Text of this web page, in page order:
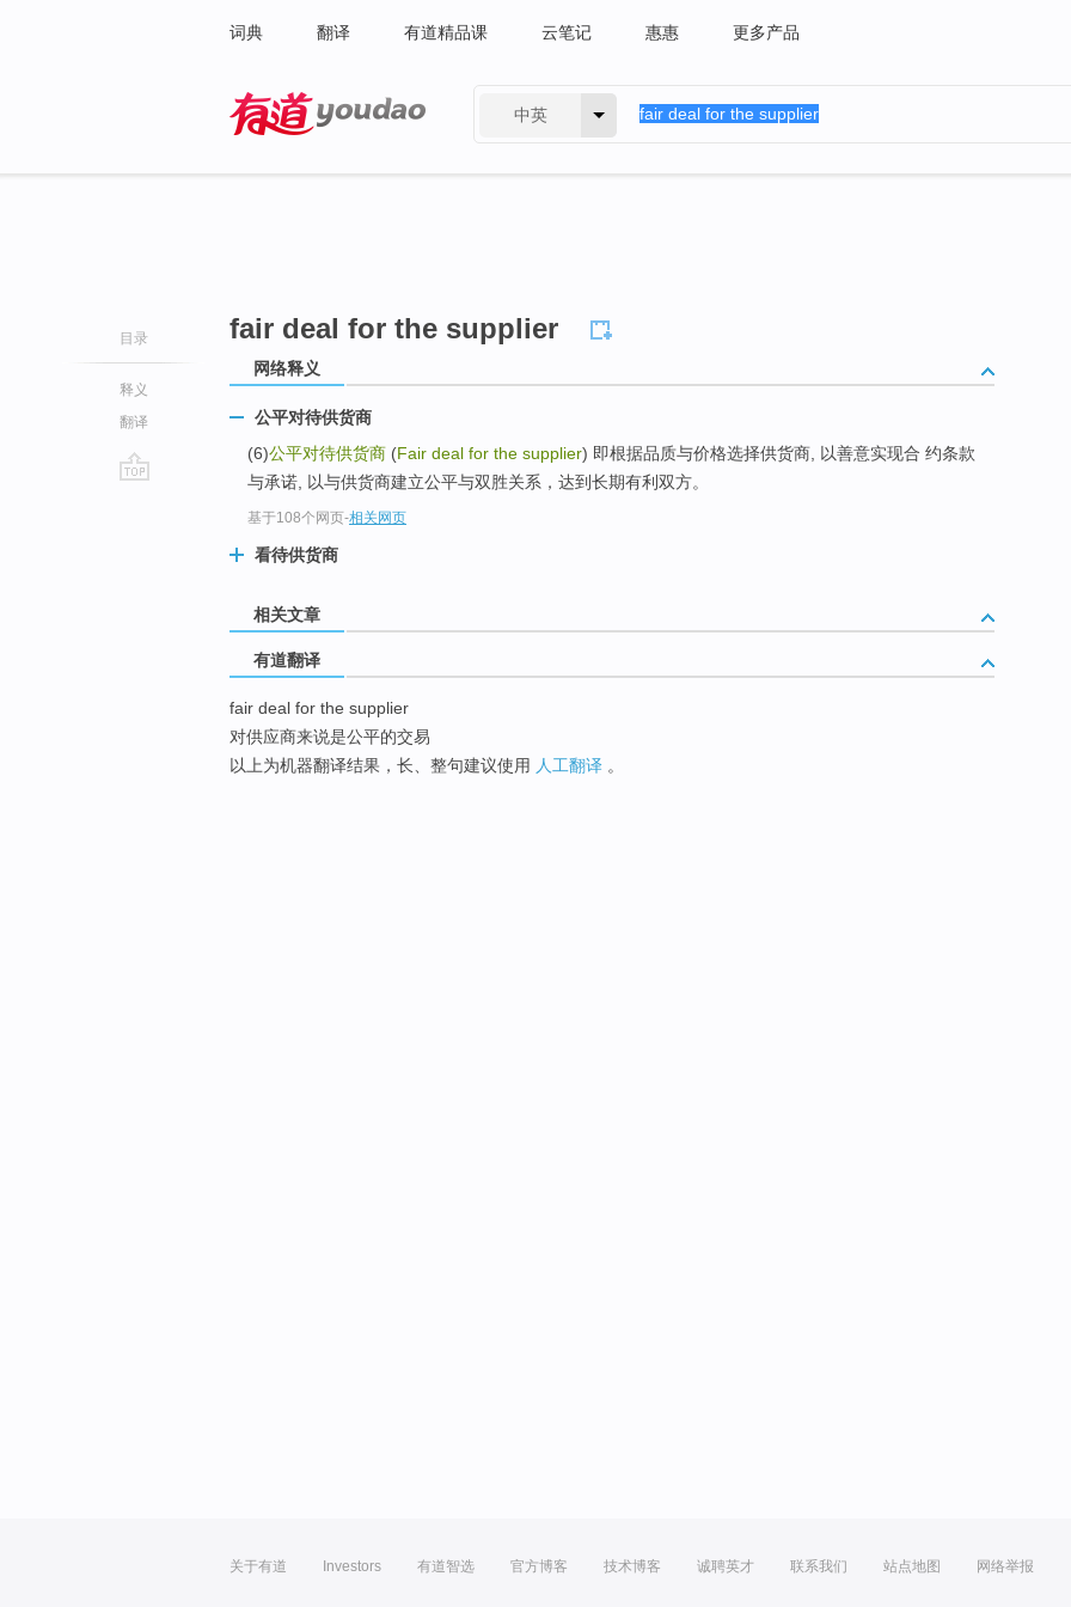
词典 翻译 有道精品课 云笔记 惠惠 更多产品
中英
目录
释义
翻译
fair deal for the supplier
网络释义
公平对待供货商
(6)公平对待供货商 (Fair deal for the supplier) 即根据品质与价格选择供货商, 以善意实现合 约条款
与承诺, 以与供货商建立公平与双胜关系，达到长期有利双方。
基于108个网页-相关网页
看待供货商
相关文章
有道翻译
fair deal for the supplier
对供应商来说是公平的交易
以上为机器翻译结果，长、整句建议使用 人工翻译 。
关于有道 Investors 有道智选 官方博客 技术博客 诚聘英才 联系我们 站点地图 网络举报